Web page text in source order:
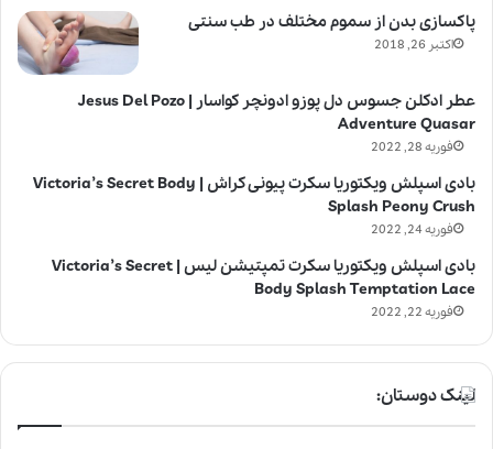
پاکسازی بدن از سموم مختلف در طب سنتی
اکتبر 26, 2018
عطر ادکلن جسوس دل پوزو ادونچر کواسار | Jesus Del Pozo
Adventure Quasar
فوریه 28, 2022
بادی اسپلش ویکتوریا سکرت پیونی کراش | Victoria’s Secret Body
Splash Peony Crush
فوریه 24, 2022
بادی اسپلش ویکتوریا سکرت تمپتیشن لیس | Victoria’s Secret
Body Splash Temptation Lace
فوریه 22, 2022
لینک دوستان: